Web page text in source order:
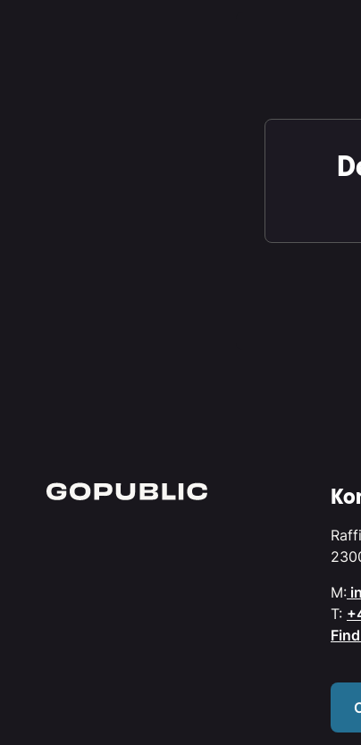
M:
T: